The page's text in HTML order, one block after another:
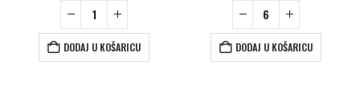
DODAJ U KOŠARICU DODAJ U KOŠARICU